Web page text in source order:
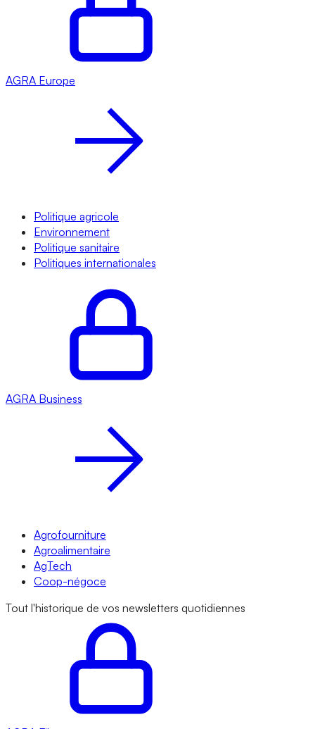
AGRA Europe
Politique agricole
Environnement
Politique sanitaire
Politiques internationales
AGRA Business
Agrofourniture
Agroalimentaire
AgTech
Coop-négoce
Tout l'historique de vos newsletters quotidiennes